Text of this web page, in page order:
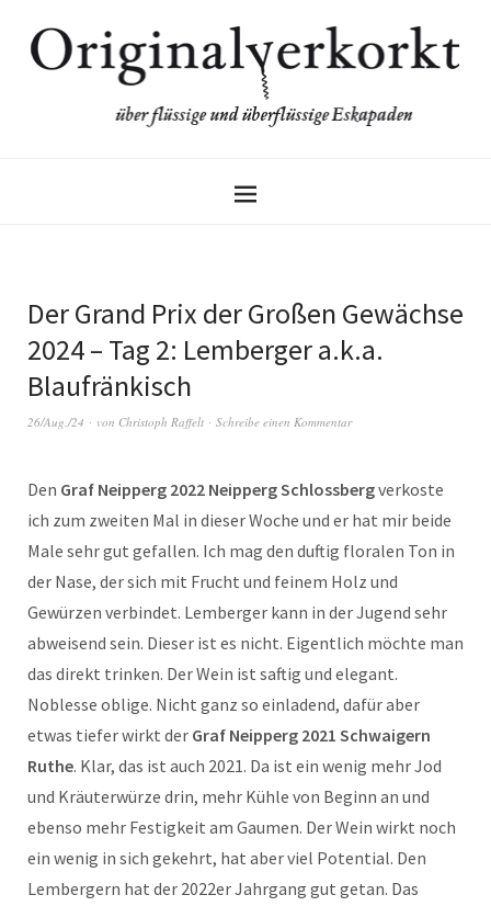
Der Grand Prix der Großen Gewächse
2024 – Tag 2: Lemberger a.k.a.
Blaufränkisch
26/Aug./24 von Christoph Raffelt Schreibe einen Kommentar
Den Graf Neipperg 2022 Neipperg Schlossbergverkoste
ich zum zweiten Mal in dieser Woche und er hat mir beide
Male sehr gut gefallen. Ich mag den duftig floralen Ton in
der Nase, der sich mit Frucht und feinem Holz und
Gewürzen verbindet. Lemberger kann in der Jugend sehr
abweisend sein. Dieser ist es nicht. Eigentlich möchte man
das direkt trinken. Der Wein ist saftig und elegant.
Noblesse oblige. Nicht ganz so einladend, dafür aber
etwas tiefer wirkt der Graf Neipperg 2021 Schwaigern
Ruthe. Klar, das ist auch 2021. Da ist ein wenig mehr Jod
und Kräuterwürze drin, mehr Kühle von Beginn an und
ebenso mehr Festigkeit am Gaumen. Der Wein wirkt noch
ein wenig in sich gekehrt, hat aber viel Potential. Den
Lembergern hat der 2022er Jahrgang gut getan. Das